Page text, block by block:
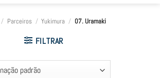
/ Parceiros / Yukimura / 07. Uramaki
FILTRAR